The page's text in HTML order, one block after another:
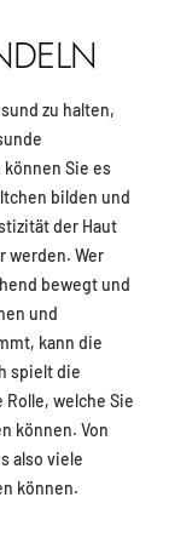
zu halten,
Sie es
bilden und
der Haut
werden. Wer
bewegt und
und
kann die
spielt die
welche Sie
können. Von
also viele
können.